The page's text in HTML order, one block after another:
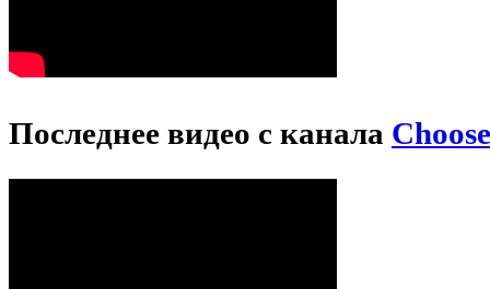
Последнее видео с канала